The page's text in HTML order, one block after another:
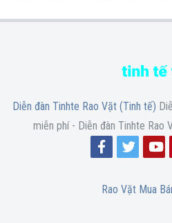
Diễn đàn Tinhte Rao Vặt (Tinh tế)
miễn phí - Diễn đàn Tinhte Rao
Rao Vặt Mua